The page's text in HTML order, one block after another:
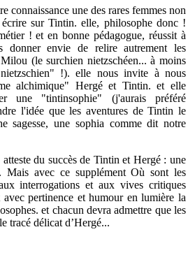
connaissance une des rares femmes non
sur Tintin. elle, philosophe donc !
! et en bonne pédagogue, réussit à
donner envie de relire autrement les
(le surchien nietzschéen... à moins
!). elle nous invite à nous
alchimique" Hergé et Tintin. et elle
une "tintinsophie" (j'aurais préféré
l'idée que les aventures de Tintin le
sagesse, une sophia comme dit notre
du succès de Tintin et Hergé : une
Mais avec ce supplément Où sont les
interrogations et aux vives critiques
avec pertinence et humour en lumière la
et chacun devra admettre que les
tracé délicat d’Hergé...